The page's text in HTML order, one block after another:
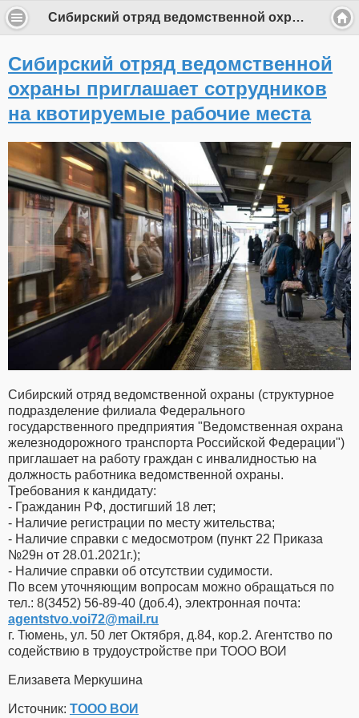
Сибирский отряд ведомственной охраны приглашает сотрудников на квотируемые рабочие места
Сибирский отряд ведомственной
охраны приглашает сотрудников
на квотируемые рабочие места
Сибирский отряд ведомственной охраны (структурное
подразделение филиала Федерального
государственного предприятия "Ведомственная охрана
железнодорожного транспорта Российской Федерации")
приглашает на работу граждан с инвалидностью на
должность работника ведомственной охраны.
Требования к кандидату:
- Гражданин РФ, достигший 18 лет;
- Наличие регистрации по месту жительства;
- Наличие справки с медосмотром (пункт 22 Приказа
№29н от 28.01.2021г.);
- Наличие справки об отсутствии судимости.
По всем уточняющим вопросам можно обращаться по
тел.: 8(3452) 56-89-40 (доб.4), электронная почта:
agentstvo.voi72​@​mail.ru
г. Тюмень, ул. 50 лет Октября, д.84, кор.2. Агентство по
содействию в трудоустройстве при ТООО ВОИ
Елизавета Меркушина
Источник: ТООО ВОИ